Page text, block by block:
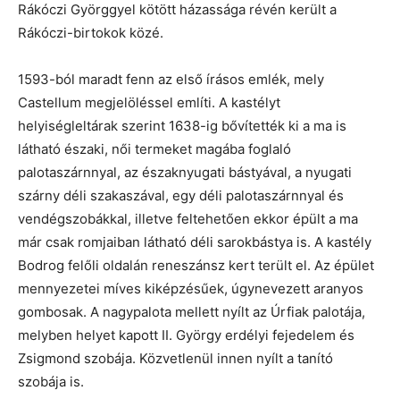
Rákóczi Györggyel kötött házassága révén került a
Rákóczi-birtokok közé.
1593-ból maradt fenn az első írásos emlék, mely
Castellum megjelöléssel említi. A kastélyt
helyiségleltárak szerint 1638-ig bővítették ki a ma is
látható északi, női termeket magába foglaló
palotaszárnnyal, az északnyugati bástyával, a nyugati
szárny déli szakaszával, egy déli palotaszárnnyal és
vendégszobákkal, illetve feltehetően ekkor épült a ma
már csak romjaiban látható déli sarokbástya is. A kastély
Bodrog felőli oldalán reneszánsz kert terült el. Az épület
mennyezetei míves kiképzésűek, úgynevezett aranyos
gombosak. A nagypalota mellett nyílt az Úrfiak palotája,
melyben helyet kapott II. György erdélyi fejedelem és
Zsigmond szobája. Közvetlenül innen nyílt a tanító
szobája is.